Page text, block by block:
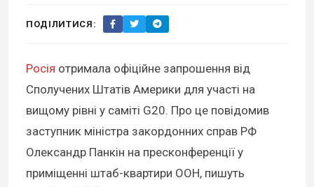
ПОДІЛИТИСЯ:
Росія отримала офіційне запрошення від
Сполучених Штатів Америки для участі на
вищому рівні у саміті G20. Про це повідомив
заступник міністра закордонних справ РФ
Олександр Панкін на пресконференції у
приміщенні штаб-квартири ООН, пишуть